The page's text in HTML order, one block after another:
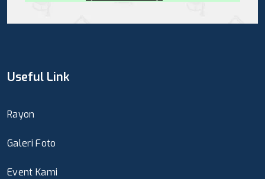
Useful Link
Rayon
Galeri Foto
Event Kami